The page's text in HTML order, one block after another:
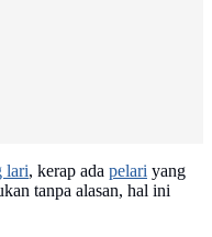
lari, kerap ada pelari yang
tanpa alasan, hal ini